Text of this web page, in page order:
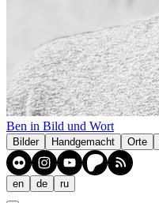
Ben in Bild und Wort
Bilder Handgemacht Orte
en de ru